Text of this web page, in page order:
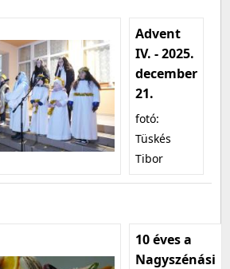
Advent
IV. - 2025.
december
21.
fotó:
Tüskés
Tibor
10 éves a
Nagyszénási